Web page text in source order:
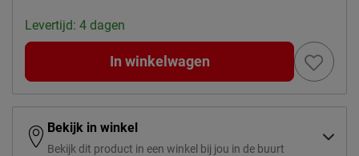
Levertijd: 4 dagen
In winkelwagen
Bekijk in winkel
Bekijk dit product in een winkel bij jou in de buurt